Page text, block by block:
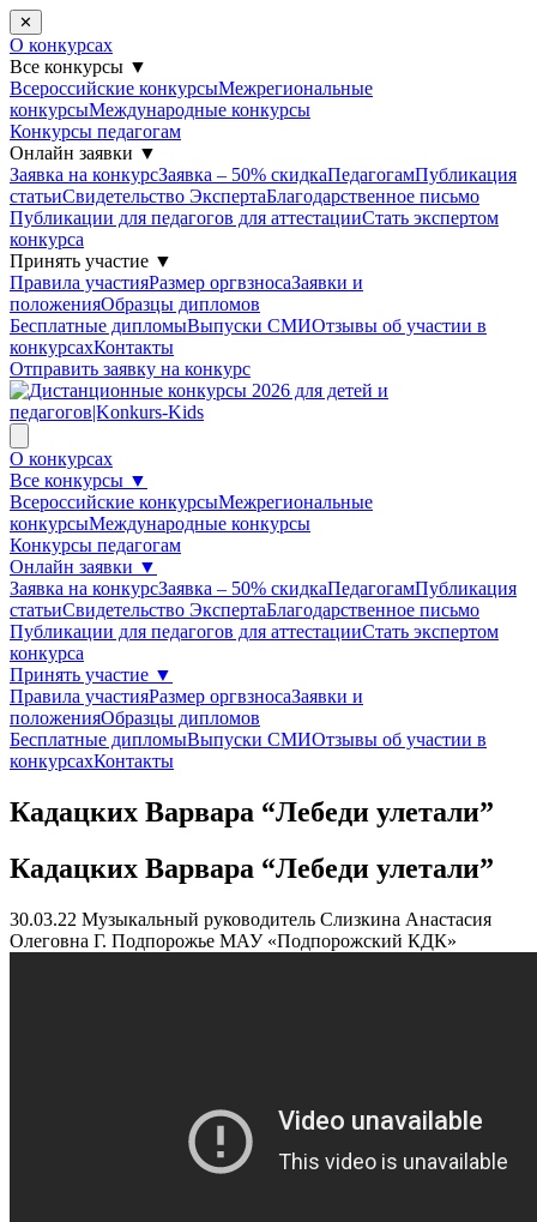
✕
О конкурсах
Все конкурсы ▼
Всероссийские конкурсыМежрегиональные
конкурсыМеждународные конкурсы
Конкурсы педагогам
Онлайн заявки ▼
Заявка на конкурсЗаявка – 50% скидкаПедагогамПубликация
статьиСвидетельство ЭкспертаБлагодарcтвенное письмо
Публикации для педагогов для аттестацииСтать экспертом
конкурса
Принять участие ▼
Правила участияРазмер оргвзносаЗаявки и
положенияОбразцы дипломов
Бесплатные дипломыВыпуски СМИОтзывы об участии в
конкурсахКонтакты
Отправить заявку на конкурс
О конкурсах
Все конкурсы ▼
Всероссийские конкурсыМежрегиональные
конкурсыМеждународные конкурсы
Конкурсы педагогам
Онлайн заявки ▼
Заявка на конкурсЗаявка – 50% скидкаПедагогамПубликация
статьиСвидетельство ЭкспертаБлагодарcтвенное письмо
Публикации для педагогов для аттестацииСтать экспертом
конкурса
Принять участие ▼
Правила участияРазмер оргвзносаЗаявки и
положенияОбразцы дипломов
Бесплатные дипломыВыпуски СМИОтзывы об участии в
конкурсахКонтакты
Кадацких Варвара “Лебеди улетали”
Кадацких Варвара “Лебеди улетали”
30.03.22 Музыкальный руководитель Слизкина Анастасия
Олеговна Г. Подпорожье МАУ «Подпорожский КДК»